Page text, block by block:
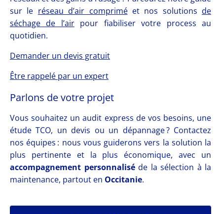
sur le réseau d’air compriméet nos solutions de
séchage de l’airpour fiabiliser votre process au
quotidien.
Demander un devis gratuit
Être rappelé par un expert
Parlons de votre projet
Vous souhaitez un audit express de vos besoins, une
étude TCO, un devis ou un dépannage ? Contactez
nos équipes : nous vous guiderons vers la solution la
plus pertinente et la plus économique, avec un
accompagnement personnaliséde la sélection à la
maintenance, partout en Occitanie.